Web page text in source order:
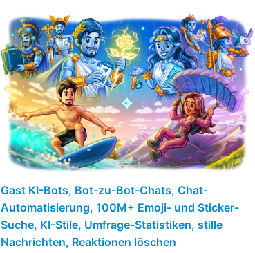
Gast KI-Bots, Bot-zu-Bot-Chats, Chat-
Automatisierung, 100M+ Emoji- und Sticker-
Suche, KI-Stile, Umfrage-Statistiken, stille
Nachrichten, Reaktionen löschen